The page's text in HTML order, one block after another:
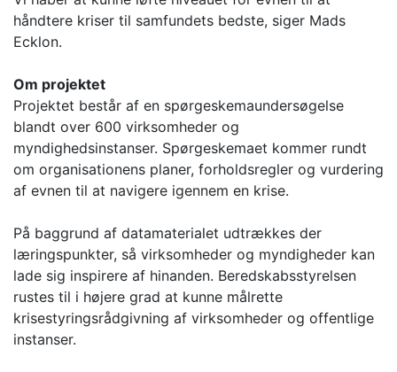
håndtere kriser til samfundets bedste, siger Mads
Ecklon.
Om projektet
Projektet består af en spørgeskemaundersøgelse
blandt over 600 virksomheder og
myndighedsinstanser. Spørgeskemaet kommer rundt
om organisationens planer, forholdsregler og vurdering
af evnen til at navigere igennem en krise.
På baggrund af datamaterialet udtrækkes der
læringspunkter, så virksomheder og myndigheder kan
lade sig inspirere af hinanden. Beredskabsstyrelsen
rustes til i højere grad at kunne målrette
krisestyringsrådgivning af virksomheder og offentlige
instanser.